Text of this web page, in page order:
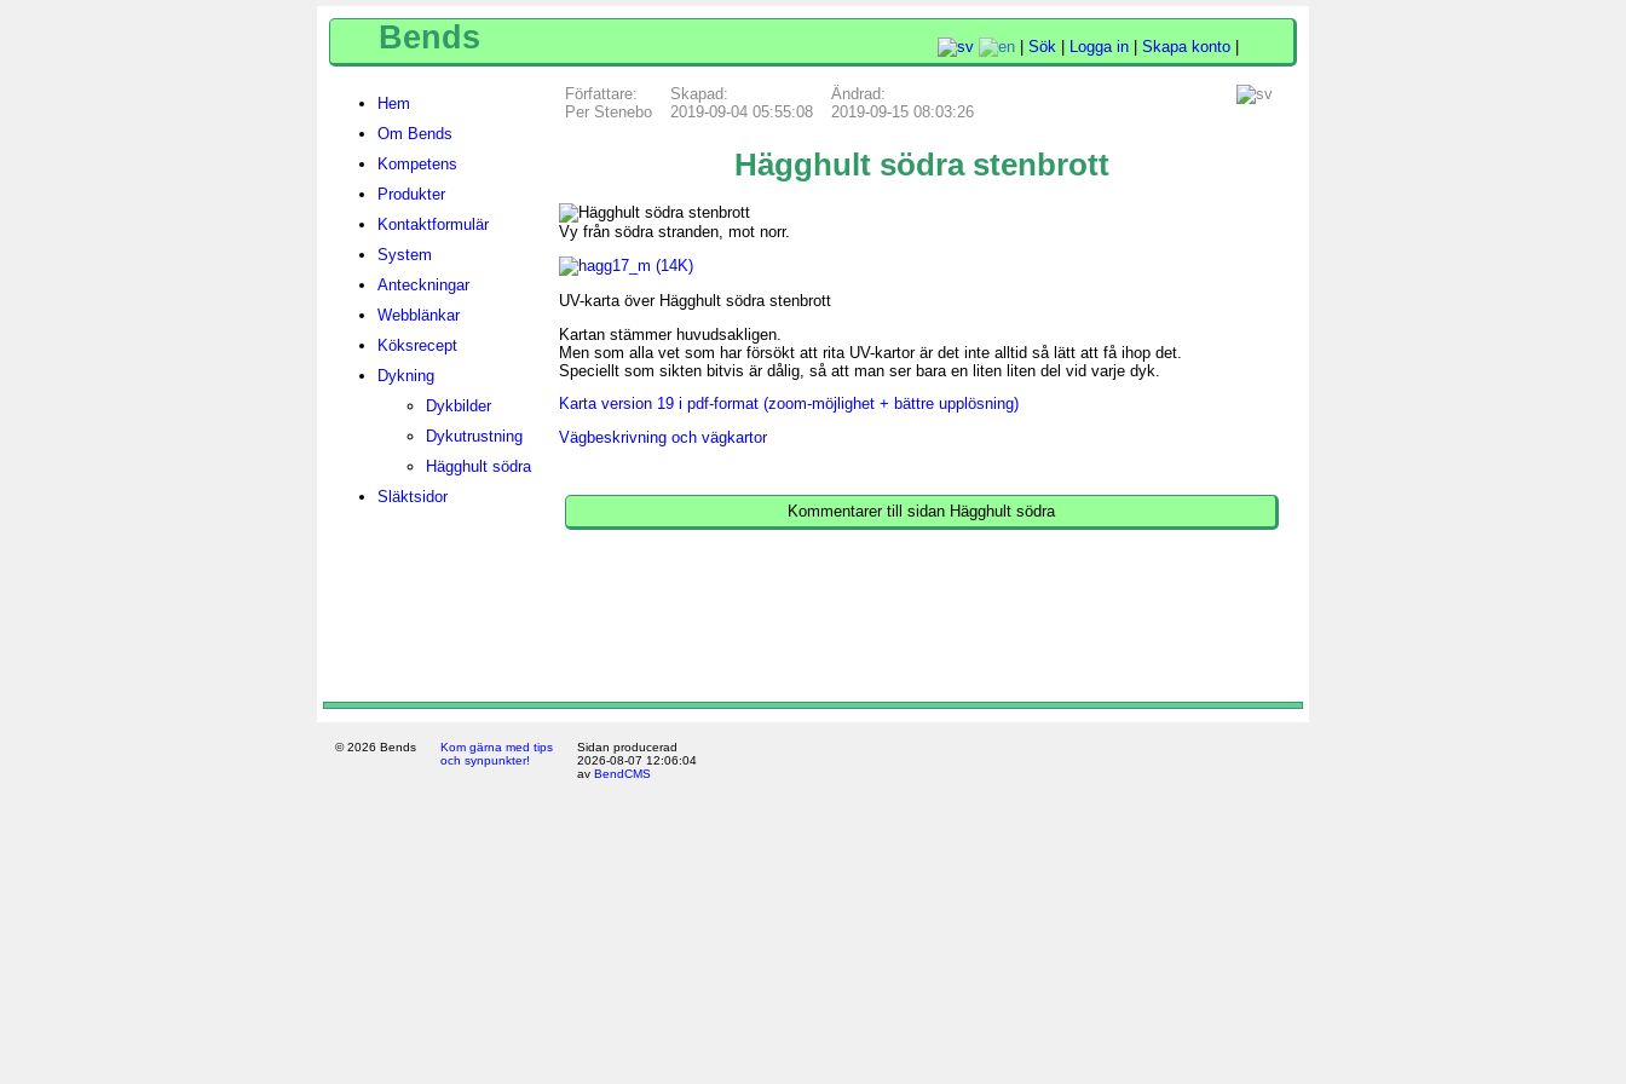
Bends Sök Logga in Skapa konto
Hem
Om Bends
Kompetens
Produkter
Kontaktformulär
System
Anteckningar
Webblänkar
Köksrecept
Dykning
Dykbilder
Dykutrustning
Hägghult södra
Släktsidor
Författare:
Per Stenebo
Skapad:
2019-09-04 05:55:08
Ändrad:
2019-09-15 08:03:26
Hägghult södra stenbrott
Vy från södra stranden, mot norr.
UV-karta över Hägghult södra stenbrott
Kartan stämmer huvudsakligen.
Men som alla vet som har försökt att rita UV-kartor är det inte alltid så lätt att få ihop det.
Speciellt som sikten bitvis är dålig, så att man ser bara en liten liten del vid varje dyk.
Karta version 19 i pdf-format (zoom-möjlighet + bättre upplösning)
Vägbeskrivning och vägkartor
Kommentarer till sidan Hägghult södra
© 2026 Bends
Kom gärna med tips
och synpunkter!
Sidan producerad
2026-08-07 12:06:04
av BendCMS